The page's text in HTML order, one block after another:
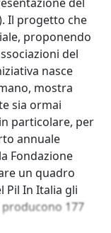
Il progetto che
proponendo
del
nasce
mostra
sia ormai
particolare, per
annuale
Fondazione
un quadro
Pil In Italia gli
177